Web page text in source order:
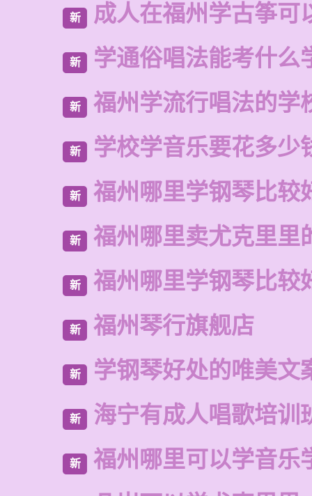
新 成人在福州学古筝可
新 学通俗唱法能考什么
新 福州学流行唱法的学
新 学校学音乐要花多少
新 福州哪里学钢琴比较
新 福州哪里卖尤克里里
新 福州哪里学钢琴比较
新 福州琴行旗舰店
新 学钢琴好处的唯美文
新 海宁有成人唱歌培训
新
福州哪里可以学音乐